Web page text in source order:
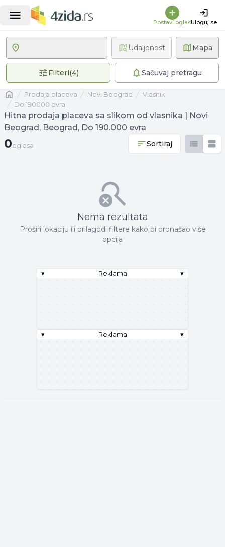
Postavi oglasUloguj se
Mapa
Filteri(4)4 primenjena filteraSačuvaj pretragu
Udaljenost
Naslovnaprodaja placeva Novi Beograd
vlasnik
Do 190000 evra
Hitna prodaja placeva sa slikom od vlasnika | Novi
Beograd, Beograd, Do 190.000 evra
0 oglasa
0oglasa Sortiraj
Nema rezultata
Proširi lokaciju ili prilagodi filtere kako bi pronašao više
opcija
▾ Reklama ▾
▾ Reklama ▾